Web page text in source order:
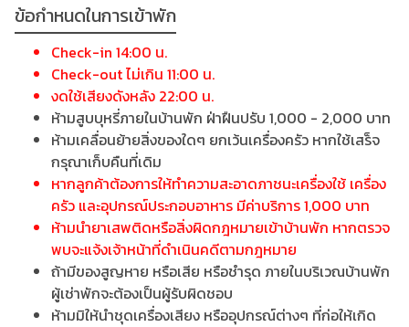
ข้อกำหนดในการเข้าพัก
Check-in 14:00 น.
Check-out ไม่เกิน 11:00 น.
งดใช้เสียงดังหลัง 22:00 น.
ห้ามสูบบุหรี่ภายในบ้านพัก ฝ่าฝืนปรับ 1,000 - 2,000 บาท
ห้ามเคลื่อนย้ายสิ่งของใดๆ ยกเว้นเครื่องครัว หากใช้เสร็จ
กรุณาเก็บคืนที่เดิม
หากลูกค้าต้องการให้ทำความสะอาดภาชนะเครื่องใช้ เครื่อง
ครัว และอุปกรณ์ประกอบอาหาร มีค่าบริการ 1,000 บาท
ห้ามนำยาเสพติดหรือสิ่งผิดกฎหมายเข้าบ้านพัก หากตรวจ
พบจะแจ้งเจ้าหน้าที่ดำเนินคดีตามกฎหมาย
ถ้ามีของสูญหาย หรือเสีย หรือชำรุด ภายในบริเวณบ้านพัก
ผู้เช่าพักจะต้องเป็นผู้รับผิดชอบ
ห้ามมิให้นำชุดเครื่องเสียง หรืออุปกรณ์ต่างๆ ที่ก่อให้เกิด